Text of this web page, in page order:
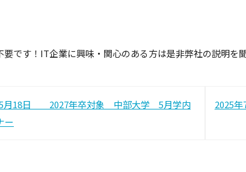
要です！IT企業に興味・関心のある方は是非弊社の説明を
投
5月18日 2027年卒対象 中部大学 5月学内
ー
2025